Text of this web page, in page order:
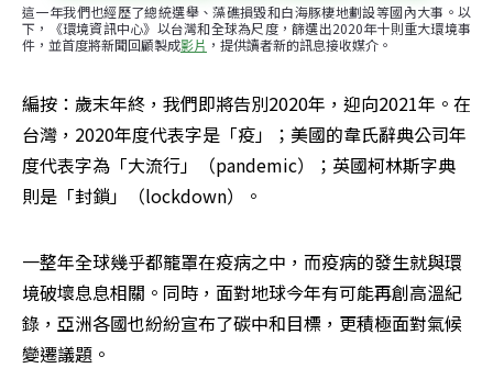
這一年我們也經歷了總統選舉、藻礁損毀和白海豚棲地劃設等國內大事。以
下，《環境資訊中心》以台灣和全球為尺度，篩選出2020年十則重大環境事
件，並首度將新聞回顧製成影片 ，提供讀者新的訊息接收媒介。
編按：歲末年終，我們即將告別2020年，迎向2021年。在
台灣，2020年度代表字是「疫」；美國的韋氏辭典公司年
度代表字為「大流行」（pandemic）；英國柯林斯字典
則是「封鎖」（lockdown）。
一整年全球幾乎都籠罩在疫病之中，而疫病的發生就與環
境破壞息息相關。同時，面對地球今年有可能再創高溫紀
錄，亞洲各國也紛紛宣布了碳中和目標，更積極面對氣候
變遷議題。